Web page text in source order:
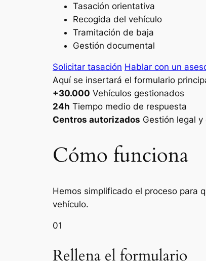
Tasación orientativa
Recogida del vehículo
Tramitación de baja
Gestión documental
Solicitar tasación Hablar con un
Aquí se insertará el formulario
+30.000 Vehículos gestionados
24h Tiempo medio de respuesta
Centros autorizados Gestión legal
Cómo funciona
Hemos simplificado el proceso para
vehículo.
01
Rellena el formulario